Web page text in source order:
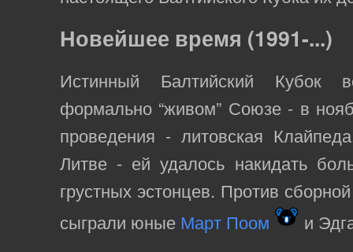
Новейшее время (1991-...)
Истинный Балтийский Кубок
формально “живом” Союзе - в
проведения - литовская
Литве - ей удалось накидать
грустных эстонцев. Против
сыграли юные Март Поом
и